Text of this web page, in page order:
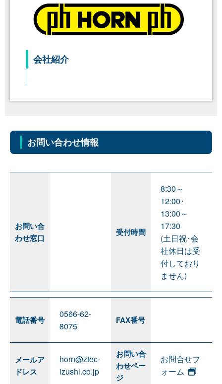
会社紹介
お問い合わせ情報
お問い合
わせ窓口
受付時間
8:30～
12:00･
13:00～
17:30
(土日祝･会
社休日は受
付しており
ません)
電話番号
0566-62-
8075
FAX番号
メールア
ドレス
horn@ztec-
izushi.co.jp
お問い合
わせペー
ジ
お問合せフ
ォーム